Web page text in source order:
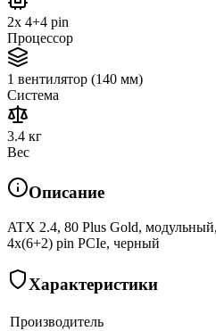
2x 4+4 pin
Процессор
1 вентилятор (140 мм)
Система
3.4 кг
Вес
Описание
ATX 2.4, 80 Plus Gold,
4х(6+2) pin PCIe, черный
Характеристики
Производитель